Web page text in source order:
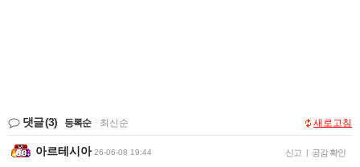
댓글(3) 등록순 최신순 새로고침
아르테시아 26-06-08 19:44 신고 | 공감 확인